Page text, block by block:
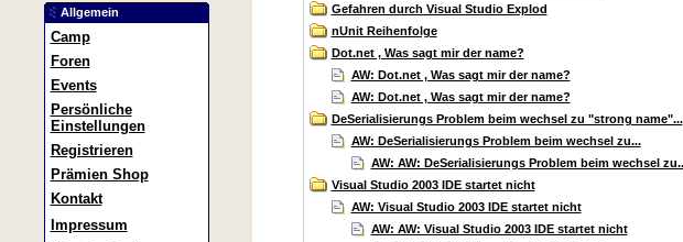
Allgemein
Camp
Foren
Events
Persönliche
Einstellungen
Registrieren
Prämien Shop
Kontakt
Impressum
Gefahren durch Visual Studio Explod
nUnit Reihenfolge
Dot.net , Was sagt mir der name?
AW: Dot.net , Was sagt mir der name?
AW: Dot.net , Was sagt mir der name?
DeSerialisierungs Problem beim wechsel zu "strong name"...
AW: DeSerialisierungs Problem beim wechsel zu...
AW: AW: DeSerialisierungs Problem beim wechsel
Visual Studio 2003 IDE startet nicht
AW: Visual Studio 2003 IDE startet nicht
AW: AW: Visual Studio 2003 IDE startet nicht